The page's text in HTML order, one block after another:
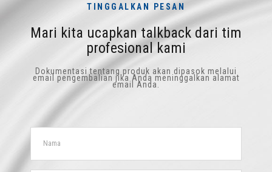
TINGGALKAN PESAN
Mari kita ucapkan talkback dari tim
profesional kami
Dokumentasi tentang produk akan dipasok melalui
email pengembalian jika Anda meninggalkan alamat
email Anda.